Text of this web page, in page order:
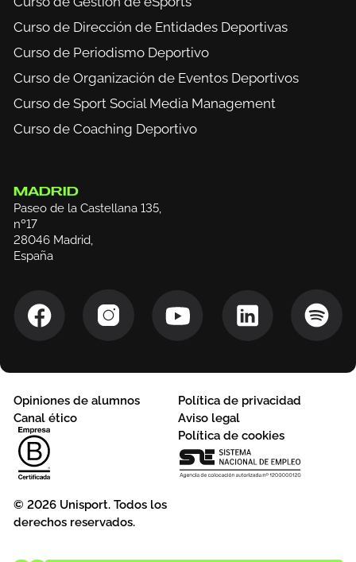
Curso de Dirección de Entidades Deportivas
Curso de Periodismo Deportivo
Curso de Organización de Eventos Deportivos
Curso de Sport Social Media Management
Curso de Coaching Deportivo
MADRID
Paseo de la Castellana 135,
nº17
28046 Madrid,
España
Opiniones de alumnos
Canal ético
Política de privacidad
Aviso legal
Política de cookies
© 2026 Unisport. Todos los
derechos reservados.